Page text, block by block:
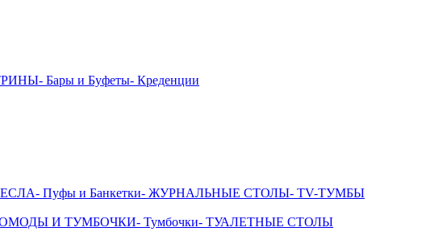
- Бары и Буфеты- Креденции
- Пуфы и Банкетки- ЖУРНАЛЬНЫЕ СТОЛЫ- TV-ТУМБЫ
И ТУМБОЧКИ- Тумбочки- ТУАЛЕТНЫЕ СТОЛЫ